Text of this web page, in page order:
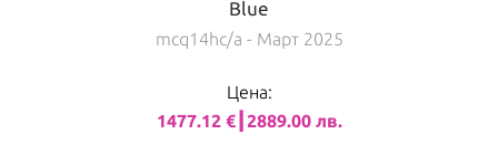
Blue
mcq14hc/a - Март 2025
Цена:
1477.12 €┃2889.00 лв.